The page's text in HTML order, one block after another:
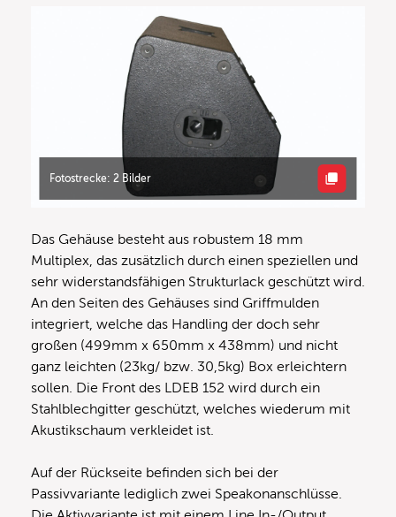
Fotostrecke: 2 Bilder
Das Gehäuse besteht aus robustem 18 mm
Multiplex, das zusätzlich durch einen speziellen und
sehr widerstandsfähigen Strukturlack geschützt wird.
An den Seiten des Gehäuses sind Griffmulden
integriert, welche das Handling der doch sehr
großen (499mm x 650mm x 438mm) und nicht
ganz leichten (23kg/ bzw. 30,5kg) Box erleichtern
sollen. Die Front des LDEB 152 wird durch ein
Stahlblechgitter geschützt, welches wiederum mit
Akustikschaum verkleidet ist.
Auf der Rückseite befinden sich bei der
Passivvariante lediglich zwei Speakonanschlüsse.